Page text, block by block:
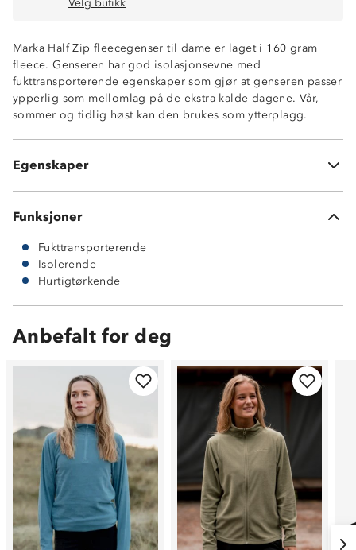
Marka Half Zip fleecegenser til dame er laget i 160 gram
fleece. Genseren har god isolasjonsevne med
fukttransporterende egenskaper som gjør at genseren passer
ypperlig som mellomlag på de ekstra kalde dagene. Vår,
sommer og tidlig høst kan den brukes som ytterplagg.
Egenskaper
Hurtigtørkende
Funksjoner
Fukttransporterende
Isolerende
Hurtigtørkende
Anbefalt for deg